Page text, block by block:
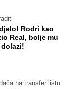
Rodri kao
Real, bolje mu
na transfer listu